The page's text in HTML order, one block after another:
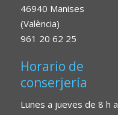
46940 Manises
(València)
961 20 62 25
Horario de
conserjería
Lunes a jueves de 8 h a